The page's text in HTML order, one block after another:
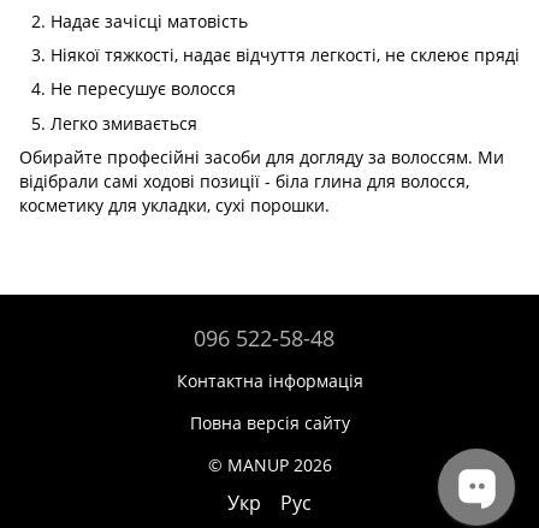
Надає зачісці матовість
Ніякої тяжкості, надає відчуття легкості, не склеює пряді
Не пересушує волосся
Легко змивається
Обирайте професійні засоби для догляду за волоссям. Ми
відібрали самі ходові позиції - біла глина для волосся,
косметику для укладки, сухі порошки.
096 522-58-48
Контактна інформація
Повна версія сайту
© MANUP 2026
Укр Рус